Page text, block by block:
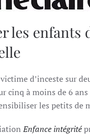
les enfants
d’inceste sur
cinq à moins de 6 ans
les petits de
Enfance intégrité